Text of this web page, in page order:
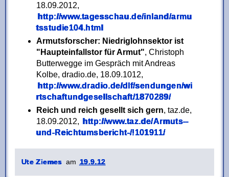
18.09.2012,
http://www.tagesschau.de/inland/armu
tsstudie104.html
Armutsforscher: Niedriglohnsektor ist
"Haupteinfallstor für Armut", Christoph
Butterwegge im Gespräch mit Andreas
Kolbe, dradio.de, 18.09.1012,
http://www.dradio.de/dlf/sendungen/wi
rtschaftundgesellschaft/1870289/
Reich und reich gesellt sich gern, taz.de,
18.09.2012,
http://www.taz.de/Armuts--
und-Reichtumsbericht-/!101911/
Ute Ziemes am 19.9.12